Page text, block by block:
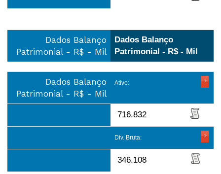
Dados Balanço
Patrimonial - R$ - Mil
Dados Balanço
Patrimonial - R$ - Mil
Dados Balanço
Patrimonial - R$ - Mil
Ativo:
716.832
Div. Bruta:
346.108